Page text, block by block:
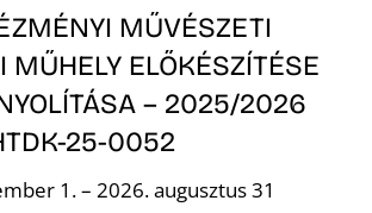
MŰVÉSZETI
MŰHELY ELŐKÉSZÍTÉSE
– 2025/2026
25-0052
1. – 2026. augusztus 31